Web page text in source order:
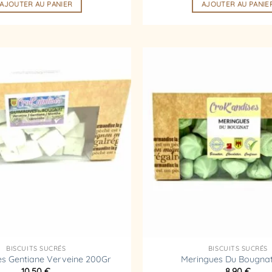
AJOUTER AU PANIER AJOUTER AU
Ajouter
d’envies
BISCUITS SUCRÉS
Gentiane Verveine 200Gr
BISCUITS SUCRÉS
Meringues Du